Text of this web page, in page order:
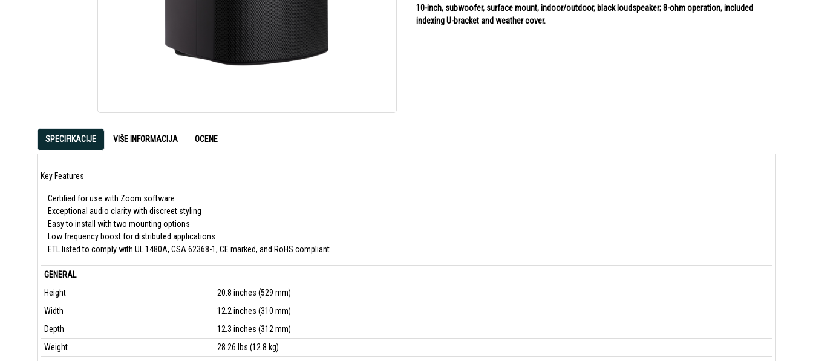
10-inch, subwoofer, surface mount, indoor/outdoor, black loudspeaker; 8-ohm operation, included
indexing U-bracket and weather cover.
SPECIFIKACIJE VIŠE INFORMACIJA OCENE
Key Features
Certified for use with Zoom software
Exceptional audio clarity with discreet styling
Easy to install with two mounting options
Low frequency boost for distributed applications
ETL listed to comply with UL 1480A, CSA 62368-1, CE marked, and RoHS compliant
GENERAL
Height
20.8 inches (529 mm)
Width
12.2 inches (310 mm)
Depth
12.3 inches (312 mm)
Weight
28.26 lbs (12.8 kg)